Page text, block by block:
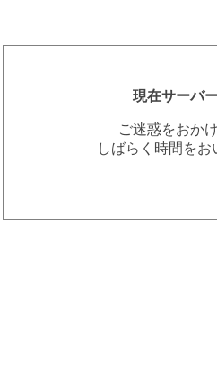
現在サーバ
ご迷惑をおか
しばらく時間を